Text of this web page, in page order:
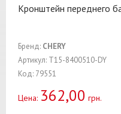
Кронштейн переднего
Бренд: CHERY
Артикул: T15-8400510-DY
Код: 79551
Цена: 362,00 грн.